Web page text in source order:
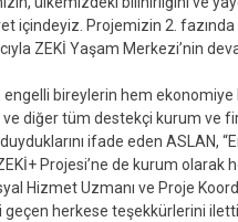
içindeyiz. Projemizin 2.
ZEKİ Yaşam Merkezi’nin
bireylerin hem ekonomiye
diğer tüm destekçi kurum ve
ifade eden ASLAN,
Projesi’ne de kurum olarak
Hizmet Uzmanı ve Proje
geçen herkese teşekkürlerini iletti.